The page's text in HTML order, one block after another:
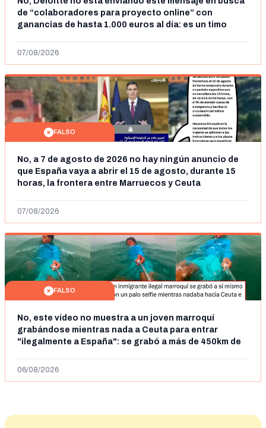
de “colaboradores para proyecto online” con
ganancias de hasta 1.000 euros al día: es un timo
07/08/2026
FALSO
No, a 7 de agosto de 2026 no hay ningún anuncio de
que España vaya a abrir el 15 de agosto, durante 15
horas, la frontera entre Marruecos y Ceuta
07/08/2026
FALSO
No, este vídeo no muestra a un joven marroquí
grabándose mientras nada a Ceuta para entrar
"ilegalmente a España": se grabó a más de 450km de
06/08/2026